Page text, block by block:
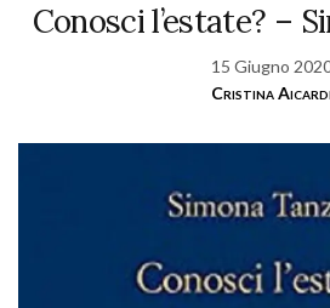
Conosci l’estate? –
15 Giugno
Cristina Aicardi